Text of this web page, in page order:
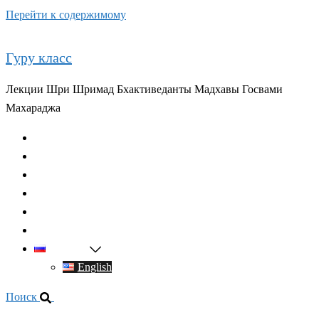
Перейти к содержимому
Гуру класс
Лекции Шри Шримад Бхактиведанты Мадхавы Госвами
Махараджа
English
Поиск